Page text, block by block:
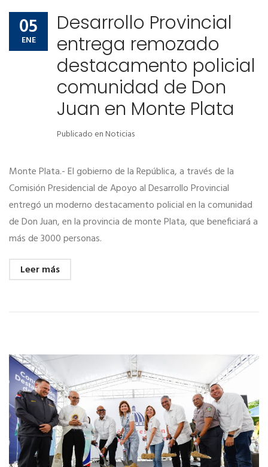
05
ENE
Desarrollo Provincial
entrega remozado
destacamento policial
comunidad de Don
Juan en Monte Plata
Publicado enNoticias
Monte Plata.- El gobierno de la República, a través de la
Comisión Presidencial de Apoyo al Desarrollo Provincial
entregó un moderno destacamento policial en la comunidad
de Don Juan, en la provincia de monte Plata, que beneficiará a
más de 3000 personas.
Leer más